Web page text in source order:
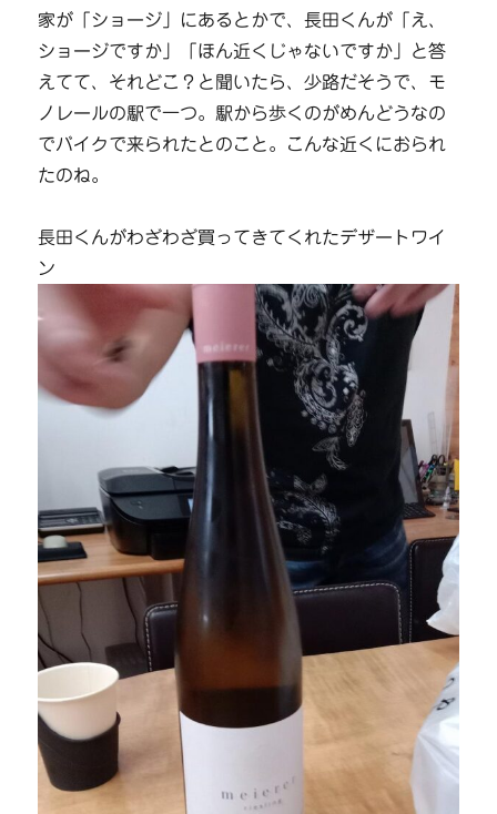
家が「ショージ」にあるとかで、長田くんが「え、
ショージですか」「ほん近くじゃないですか」と答
えてて、それどこ？と聞いたら、少路だそうで、モ
ノレールの駅で一つ。駅から歩くのがめんどうなの
でバイクで来られたとのこと。こんな近くにおられ
たのね。
長田くんがわざわざ買ってきてくれたデザートワイ
ン